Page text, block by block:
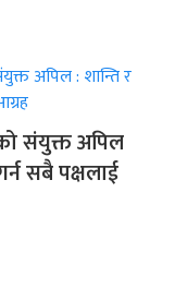
संयुक्त अपिल
सबै पक्षलाई